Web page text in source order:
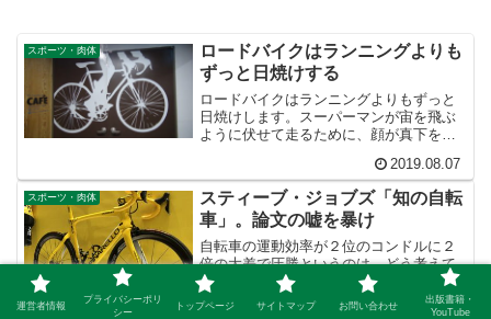
スポーツ・肉体
ロードバイクはランニングよりも
ずっと日焼けする
ロードバイクはランニングよりもずっと
日焼けします。スーパーマンが宙を飛ぶ
ように伏せて走るために、顔が真下を向
で真っ黒に日焼けします。だから真夏の
ローディーは、覆面レスラーのような人
がいるのです。絶対に日焼けしたくない
んでしょうね。
2019.08.07
スポーツ・肉体
スティーブ・ジョブズ「知の自転
車」。論文の嘘を暴け
自転車の運動効率が２位のコンドルに２
倍の大差で圧勝というのは、どう考えて
もおかしいのです。みんなジョブズの言
葉に感動して、そこを突っ込んでいる人
運営者情報
プライバシーポリ
シー
トップページ サイトマップ お問い合わせ
出版書籍・
YouTube